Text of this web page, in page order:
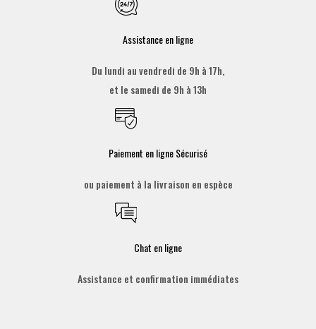
Assistance en ligne
Du lundi au vendredi de 9h à 17h,
et le samedi de 9h à 13h
Paiement en ligne Sécurisé
ou paiement à la livraison en espèce
Chat en ligne
Assistance et confirmation immédiates